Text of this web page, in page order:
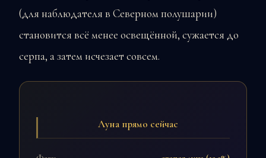
(для наблюдателя в Северном полушарии)
становится всё менее освещённой, сужается до
серпа, а затем исчезает совсем.
Луна прямо сейчас